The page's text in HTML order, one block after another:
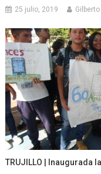
25 julio, 2019
TRUJILLO | Inaugurada